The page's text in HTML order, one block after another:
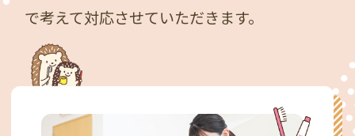
で考えて対応させていただきます。